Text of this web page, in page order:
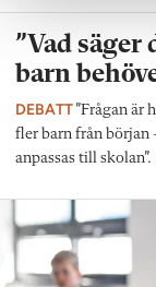
”Vad
barn
DEBATT”Frågan är
fler barn från början
anpassas till skolan”.